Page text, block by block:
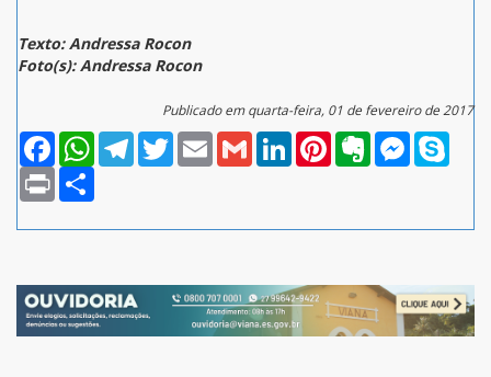
Texto: Andressa Rocon
Foto(s): Andressa Rocon
Publicado em quarta-feira, 01 de fevereiro de 2017
FacebookWhatsAppTelegramTwitterEmail Gmail LinkedInPinterestEvernoteMessenger
Print